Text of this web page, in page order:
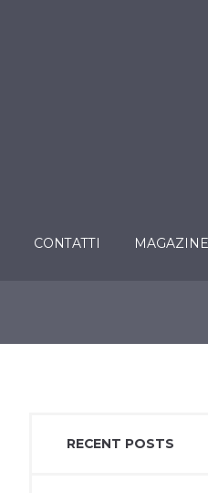
CONTATTI
RECENT POSTS